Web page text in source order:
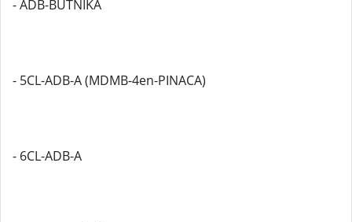
- ADB-BUTNIKA
- 5CL-ADB-A (MDMB-4en-PINACA)
- 6CL-ADB-A